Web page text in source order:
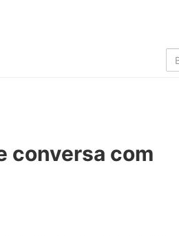
conversa com